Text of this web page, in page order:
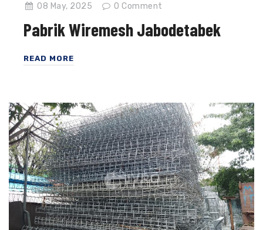
08 May, 2025 0 Comment
Pabrik Wiremesh Jabodetabek
READ MORE